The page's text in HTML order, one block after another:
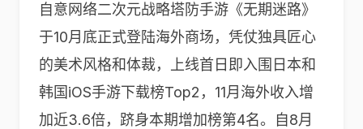
自意网络二次元战略塔防手游《无期迷路》
于10月底正式登陆海外商场，凭仗独具匠心
的美术风格和体裁，上线首日即入围日本和
韩国iOS手游下载榜Top2，11月海外收入增
加近3.6倍，跻身本期增加榜第4名。自8月